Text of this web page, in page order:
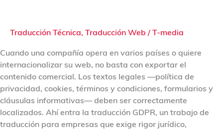
Traducción Técnica, Traducción Web / T-media
Cuando una compañía opera en varios países o quiere
internacionalizar su web, no basta con exportar el
contenido comercial. Los textos legales —política de
privacidad, cookies, términos y condiciones, formularios y
cláusulas informativas— deben ser correctamente
localizados. Ahí entra la traducción GDPR, un trabajo de
traducción para empresas que exige rigor jurídico,